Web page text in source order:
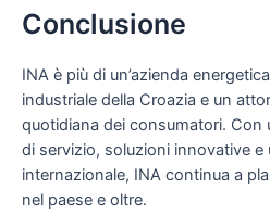
Conclusione
INA è più di un’azienda
industriale della Croazia e un
quotidiana dei consumatori. Con
di servizio, soluzioni innovative e
internazionale, INA continua a
nel paese e oltre.